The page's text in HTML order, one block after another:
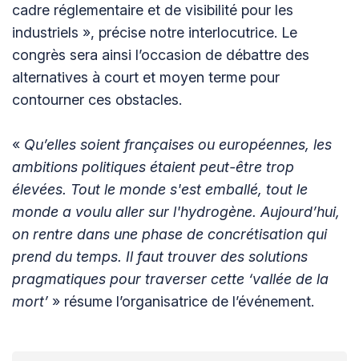
cadre réglementaire et de visibilité pour les
industriels », précise notre interlocutrice. Le
congrès sera ainsi l’occasion de débattre des
alternatives à court et moyen terme pour
contourner ces obstacles.
« Qu’elles soient françaises ou européennes, les
ambitions politiques étaient peut-être trop
élevées. Tout le monde s'est emballé, tout le
monde a voulu aller sur l'hydrogène. Aujourd’hui,
on rentre dans une phase de concrétisation qui
prend du temps. Il faut trouver des solutions
pragmatiques pour traverser cette ‘vallée de la
mort’ » résume l’organisatrice de l’événement.